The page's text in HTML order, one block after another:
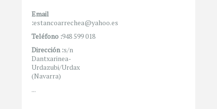
Email
:estancoarrechea@yahoo.es
Teléfono :948 599 018
Dirección :s/n
Dantxarinea-
Urdazubi/Urdax
(Navarra)
...